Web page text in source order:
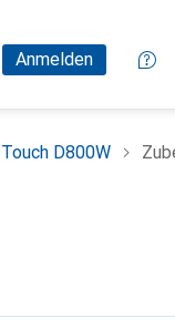
Anmelden
D800W